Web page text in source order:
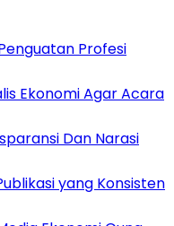
Profesi
Ekonomi Agar Acara
Dan Narasi
yang Konsisten